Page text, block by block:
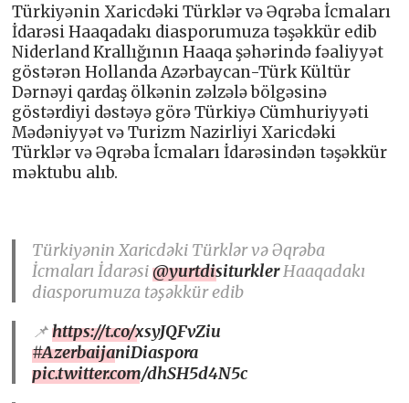
Türkiyənin Xaricdəki Türklər və Əqrəba İcmaları
İdarəsi Haaqadakı diasporumuza təşəkkür edib
Niderland Krallığının Haaqa şəhərində fəaliyyət
göstərən Hollanda Azərbaycan-Türk Kültür
Dərnəyi qardaş ölkənin zəlzələ bölgəsinə
göstərdiyi dəstəyə görə Türkiyə Cümhuriyyəti
Mədəniyyət və Turizm Nazirliyi Xaricdəki
Türklər və Əqrəba İcmaları İdarəsindən təşəkkür
məktubu alıb.
Türkiyənin Xaricdəki Türklər və Əqrəba
İcmaları İdarəsi@yurtdisiturklerHaaqadakı
diasporumuza təşəkkür edib
📌https://t.co/xsyJQFvZiu
#AzerbaijaniDiaspora
pic.twitter.com/dhSH5d4N5c